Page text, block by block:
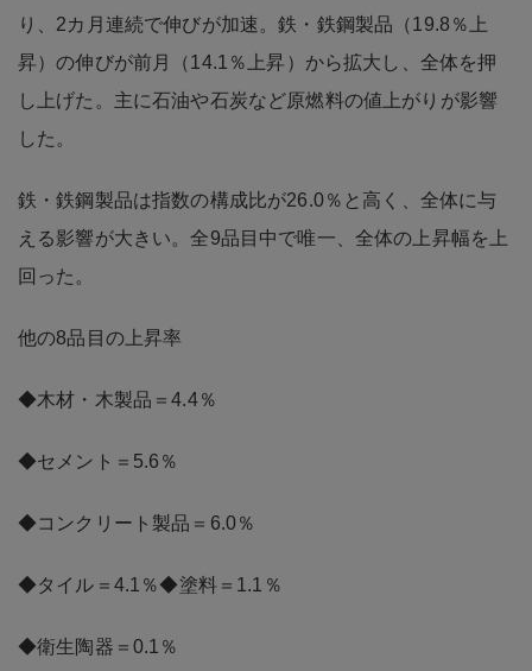
り、2カ月連続で伸びが加速。鉄・鉄鋼製品（19.8％上
昇）の伸びが前月（14.1％上昇）から拡大し、全体を押
し上げた。主に石油や石炭など原燃料の値上がりが影響
した。
鉄・鉄鋼製品は指数の構成比が26.0％と高く、全体に与
える影響が大きい。全9品目中で唯一、全体の上昇幅を上
回った。
他の8品目の上昇率
◆木材・木製品＝4.4％
◆セメント＝5.6％
◆コンクリート製品＝6.0％
◆タイル＝4.1％◆塗料＝1.1％
◆衛生陶器＝0.1％